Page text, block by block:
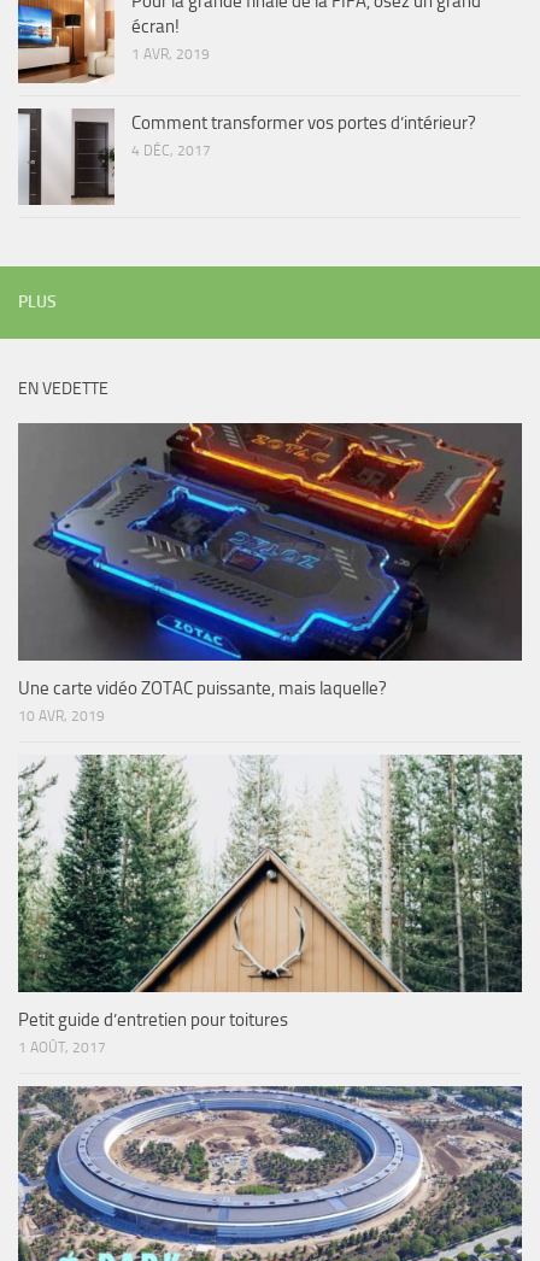
écran!
1 AVR, 2019
Comment transformer vos portes d’intérieur?
4 DÉC, 2017
PLUS
EN VEDETTE
Une carte vidéo ZOTAC puissante, mais laquelle?
10 AVR, 2019
Petit guide d’entretien pour toitures
1 AOÛT, 2017